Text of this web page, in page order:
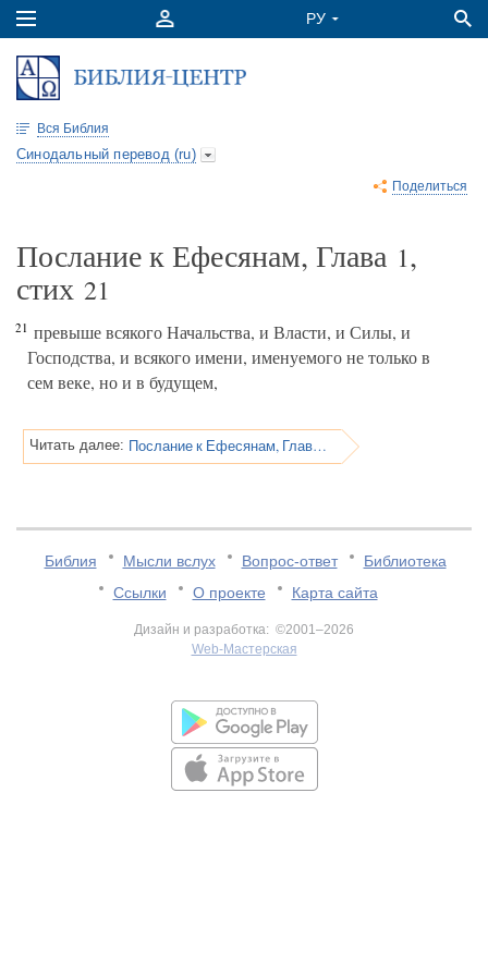
Вся Библия
Синодальный перевод (ru)
Поделиться
Послание к Ефесянам, Глава 1,
стих 21
21 превыше всякого Начальства, и Власти, и Силы, и
Господства, и всякого имени, именуемого не только в
сем веке, но и в будущем,
Читать далее: Послание к Ефесянам, Глава 1
Библия Мысли вслух Вопрос-ответ
Библиотека
Ссылки
О проекте Карта сайта
Дизайн и разработка: ©2001–2026
Web-Мастерская